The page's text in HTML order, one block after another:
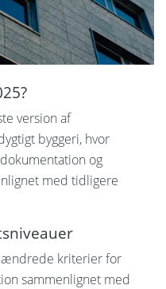
version af
byggeri, hvor
og
med tidligere
kriterier for
sammenlignet med